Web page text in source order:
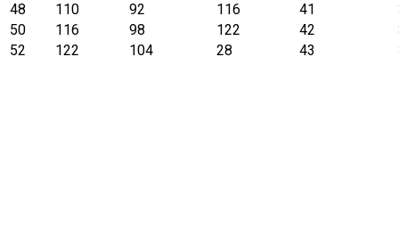
48
110 92 116 41
50
116 98 122 42
52
122 104 28 43